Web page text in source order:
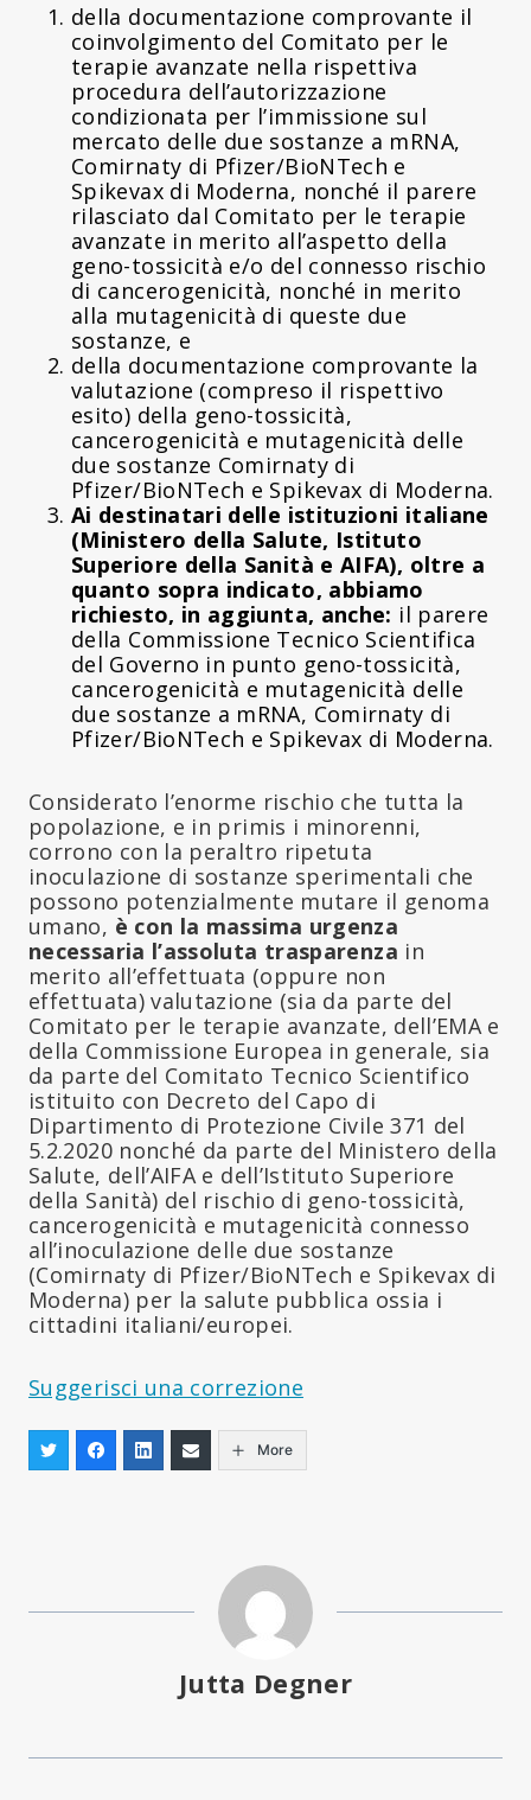
della documentazione comprovante il
coinvolgimento del Comitato per le
terapie avanzate nella rispettiva
procedura dell’autorizzazione
condizionata per l’immissione sul
mercato delle due sostanze a mRNA,
Comirnaty di Pfizer/BioNTech e
Spikevax di Moderna, nonché il parere
rilasciato dal Comitato per le terapie
avanzate in merito all’aspetto della
geno-tossicità e/o del connesso rischio
di cancerogenicità, nonché in merito
alla mutagenicità di queste due
sostanze, e
della documentazione comprovante la
valutazione (compreso il rispettivo
esito) della geno-tossicità,
cancerogenicità e mutagenicità delle
due sostanze Comirnaty di
Pfizer/BioNTech e Spikevax di Moderna.
Ai destinatari delle istituzioni italiane
(Ministero della Salute, Istituto
Superiore della Sanità e AIFA), oltre a
quanto sopra indicato, abbiamo
richiesto, in aggiunta, anche: il parere
della Commissione Tecnico Scientifica
del Governo in punto geno-tossicità,
cancerogenicità e mutagenicità delle
due sostanze a mRNA, Comirnaty di
Pfizer/BioNTech e Spikevax di Moderna.
Considerato l’enorme rischio che tutta la
popolazione, e in primis i minorenni,
corrono con la peraltro ripetuta
inoculazione di sostanze sperimentali che
possono potenzialmente mutare il genoma
umano, è con la massima urgenza
necessaria l’assoluta trasparenza in
merito all’effettuata (oppure non
effettuata) valutazione (sia da parte del
Comitato per le terapie avanzate, dell’EMA e
della Commissione Europea in generale, sia
da parte del Comitato Tecnico Scientifico
istituito con Decreto del Capo di
Dipartimento di Protezione Civile 371 del
5.2.2020 nonché da parte del Ministero della
Salute, dell’AIFA e dell’Istituto Superiore
della Sanità) del rischio di geno-tossicità,
cancerogenicità e mutagenicità connesso
all’inoculazione delle due sostanze
(Comirnaty di Pfizer/BioNTech e Spikevax di
Moderna) per la salute pubblica ossia i
cittadini italiani/europei.
Suggerisci una correzione
More
Jutta Degner